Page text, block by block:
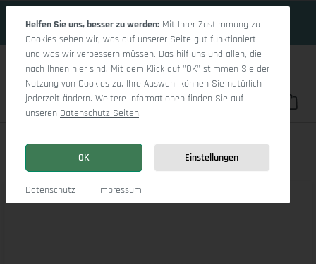
Du hast 0
Sitz Concept smart 1007 Canape Medium L
Bildergalerie überspringen
Helfen Sie uns, besser zu werden: Mit Ihrer Zustimmung zu
Cookies sehen wir, was auf unserer Seite gut funktioniert
und was wir verbessern müssen. Das hilf uns und allen, die
nach Ihnen hier sind. Mit dem Klick auf "OK" stimmen Sie der
Nutzung von Cookies zu. Ihre Auswahl können Sie natürlich
jederzeit ändern. Weitere Informationen finden Sie auf
unseren Datenschutz-Seiten.
OK Einstellungen
Datenschutz Impressum